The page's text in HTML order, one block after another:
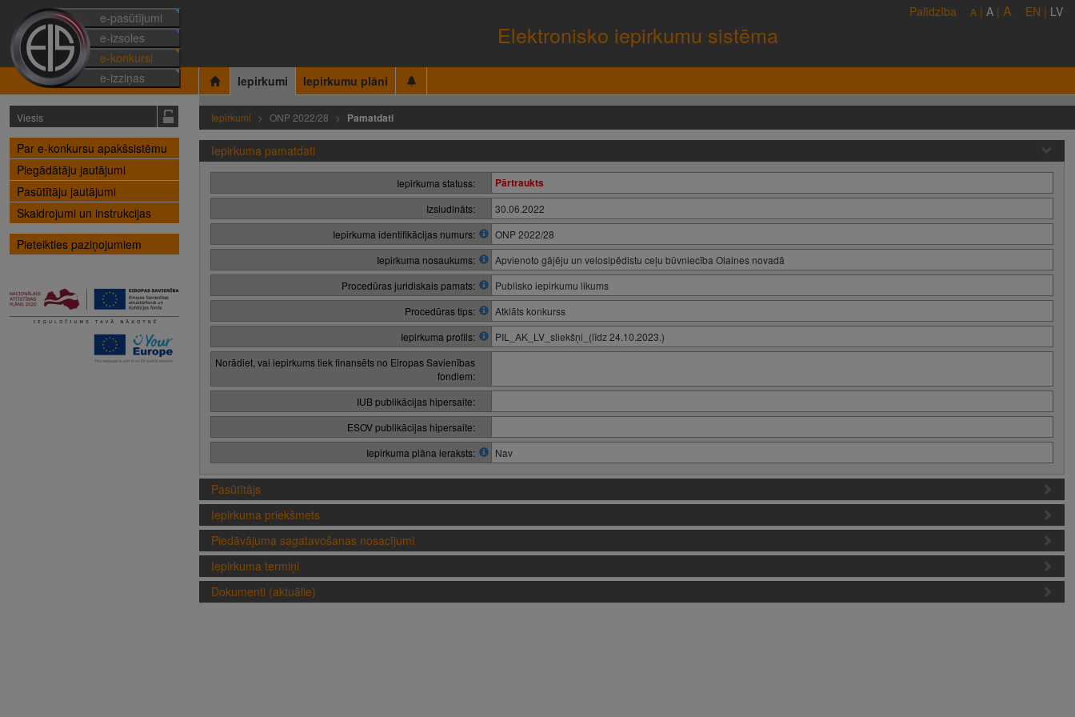
e-pasūtījumi
e-izsoles
e-konkursi
e-izziņas
Elektronisko iepirkumu sistēma
Palīdzība A | A | A EN | LV
Iepirkumi Iepirkumu plāni
Viesis
Par e-konkursu apakšsistēmu
Piegādātāju jautājumi
Pasūtītāju jautājumi
Skaidrojumi un instrukcijas
Pieteikties paziņojumiem
Iepirkumi ONP 2022/28 Pamatdati
Iepirkuma pamatdati
Iepirkuma statuss: Pārtraukts
Izsludināts:
30.06.2022
Iepirkuma identifikācijas numurs:
ONP 2022/28
Iepirkuma nosaukums:
Apvienoto gājēju un velosipēdistu ceļu būvniecība Olaines novadā
Procedūras juridiskais pamats:
Publisko iepirkumu likums
Procedūras tips:
Atklāts konkurss
Iepirkuma profils:
PIL_AK_LV_sliekšņi_(līdz 24.10.2023.)
Norādiet, vai iepirkums tiek finansēts no Eiropas Savienības
fondiem:
IUB publikācijas hipersaite:
ESOV publikācijas hipersaite:
Iepirkuma plāna ieraksts:
Nav
Pasūtītājs
Iepirkuma priekšmets
Piedāvājuma sagatavošanas nosacījumi
Iepirkuma termiņi
Dokumenti (aktuālie)